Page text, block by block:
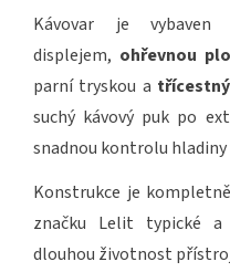
Kávovar je vybaven
displejem, ohřevnou
parní tryskou a
suchý kávový puk po
snadnou kontrolu hladiny
Konstrukce je
značku Lelit typické
dlouhou životnost